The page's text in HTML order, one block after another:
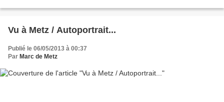
Vu à Metz / Autoportrait...
Publié le 06/05/2013 à 00:37
Par Marc de Metz